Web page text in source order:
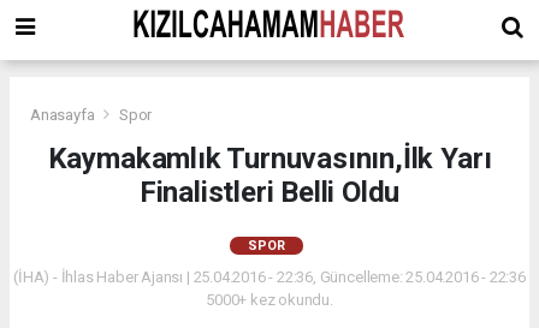
Anasayfa Spor
Kaymakamlık Turnuvasının,İlk Yarı
Finalistleri Belli Oldu
SPOR
(İHA) - İhlas Haber Ajansı | 25.04.2016 - 22:36, Güncelleme: 25.04.2016 - 22:36
5000+ kez okundu.